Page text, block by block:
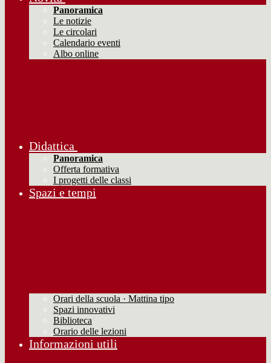
Panoramica
Le notizie
Le circolari
Calendario eventi
Albo online
Didattica
Panoramica
Offerta formativa
I progetti delle classi
Spazi e tempi
Orari della scuola · Mattina tipo
Spazi innovativi
Biblioteca
Orario delle lezioni
Informazioni utili